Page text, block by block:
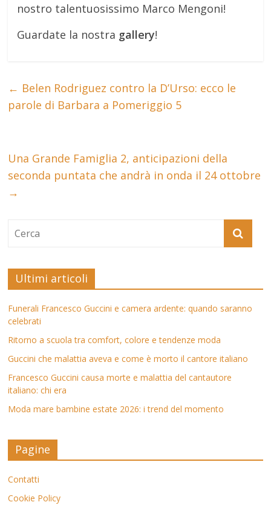
nostro talentuosissimo Marco Mengoni!
Guardate la nostra gallery!
← Belen Rodriguez contro la D’Urso: ecco le
parole di Barbara a Pomeriggio 5
Una Grande Famiglia 2, anticipazioni della
seconda puntata che andrà in onda il 24 ottobre
→
Ultimi articoli
Funerali Francesco Guccini e camera ardente: quando saranno
celebrati
Ritorno a scuola tra comfort, colore e tendenze moda
Guccini che malattia aveva e come è morto il cantore italiano
Francesco Guccini causa morte e malattia del cantautore
italiano: chi era
Moda mare bambine estate 2026: i trend del momento
Pagine
Contatti
Cookie Policy